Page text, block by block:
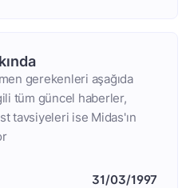
gerekenleri aşağıda
tüm güncel haberler,
tavsiyeleri ise Midas'ın
31/03/1997